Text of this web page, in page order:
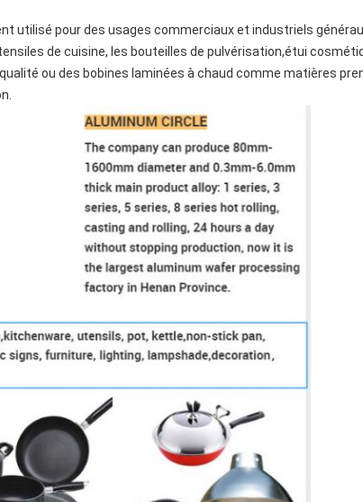
utilisé pour des usages commerciaux et industriels
de cuisine, les bouteilles de pulvérisation,étui
ou des bobines laminées à chaud comme matières